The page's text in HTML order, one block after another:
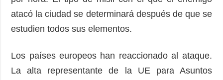
atacó la ciudad se determinará después de que se
estudien todos sus elementos.
Los países europeos han reaccionado al ataque.
La alta representante de la UE para Asuntos